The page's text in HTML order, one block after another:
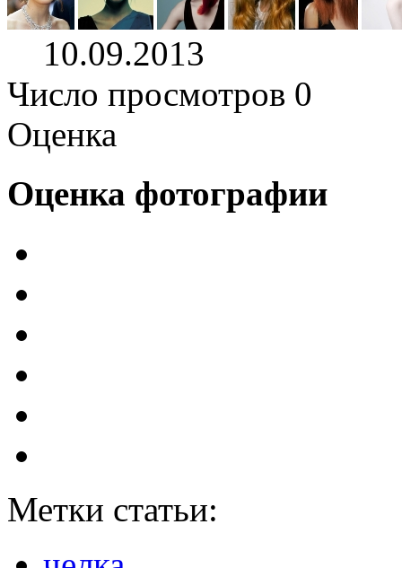
10.09.2013
Число просмотров 0
Оценка
Оценка фотографии
Метки статьи: